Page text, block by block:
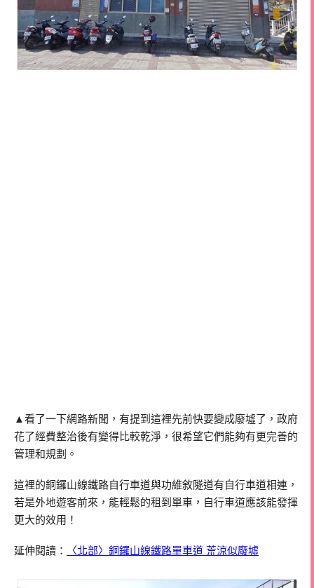
▲看了一下網路新聞，有提到這裡先前快要變成廢墟了，政府
花了經費整治後有變得比較乾淨，很希望它們能夠有更完善的
管理和規劃。
這裡的銅鑼山線鐵路自行車道與功維敘隧道有自行車道相連，
若是外地遊客前來，能輕鬆的租到單車，自行車道應該能發揮
更大的效用！
延伸閱讀： 〈北部〉銅鑼山線鐵路單車道 荒涼似廢墟